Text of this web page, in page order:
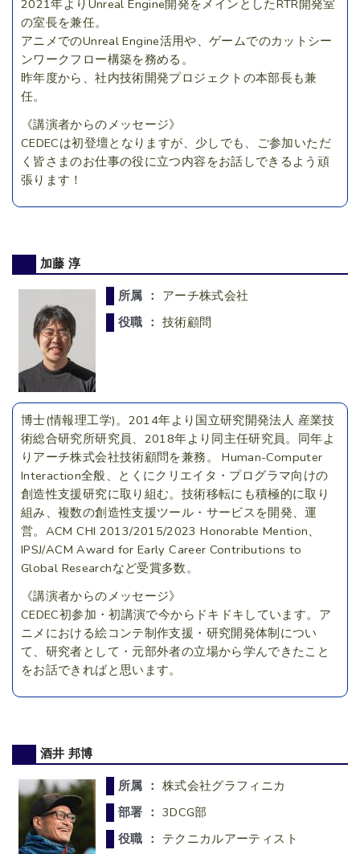
2021年よりUnreal Engine開発をメインとしたRTR開発室
の室長を兼任。
アニメでのUnreal Engine活用や、ゲームでのカットシー
ンワークフロー構築を務める。
昨年度から、社内技術開発プロジェクトの本部長も兼
任。
《講演者からのメッセージ》
CEDECは初登壇となりますが、少しでも、ご参加いただ
く皆さまのお仕事の役に立つ内容をお話しできるよう頑
張ります！
加藤 淳
所属 ： アーチ株式会社
役職 ： 技術顧問
博士(情報理工学)。2014年より国立研究開発法人 産業技
術総合研究所研究員、2018年より同主任研究員。同年よ
りアーチ株式会社技術顧問を兼務。 Human-Computer
Interaction全般、とくにクリエイタ・プログラマ向けの
創造性支援研究に取り組む。技術移転にも積極的に取り
組み、複数の創造性支援ツール・サービスを開発、運
営。ACM CHI 2013/2015/2023 Honorable Mention、
IPSJ/ACM Award for Early Career Contributions to
Global Researchなど受賞多数。
《講演者からのメッセージ》
CEDEC初参加・初講演で今からドキドキしています。ア
ニメにおける絵コンテ制作支援・研究開発体制につい
て、研究者として・元部外者の立場から学んできたこと
をお話できればと思います。
酒井 邦博
所属 ： 株式会社グラフィニカ
部署 ： 3DCG部
役職 ： テクニカルアーティスト